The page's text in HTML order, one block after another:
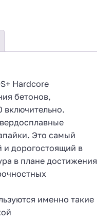
Hardcore
бетонов,
Это самый
и дорогостоящий в
в плане достижения
именно такие